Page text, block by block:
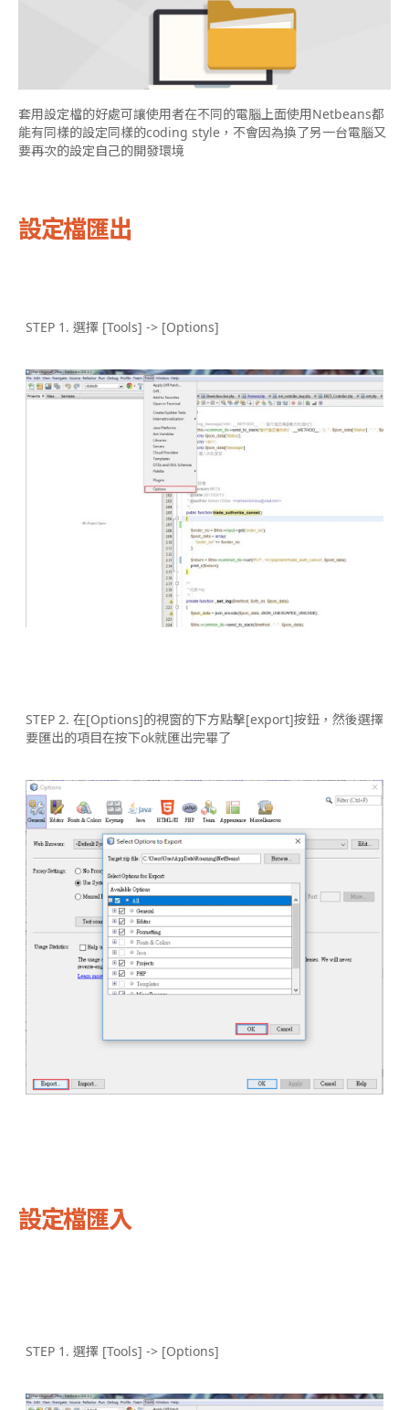
套用設定檔的好處可讓使用者在不同的電腦上面使用Netbeans都
能有同樣的設定同樣的coding style，不會因為換了另一台電腦又
要再次的設定自己的開發環境
設定檔匯出
STEP 1. 選擇 [Tools] -> [Options]
STEP 2. 在[Options]的視窗的下方點擊[export]按鈕，然後選擇
要匯出的項目在按下ok就匯出完畢了
設定檔匯入
STEP 1. 選擇 [Tools] -> [Options]